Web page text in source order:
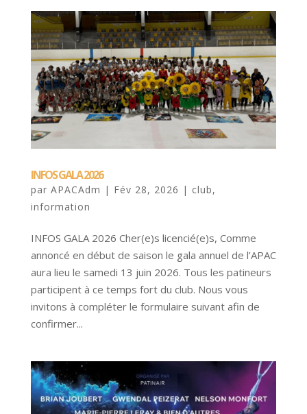
INFOS GALA 2026
par APACAdm | Fév 28, 2026 | club,
information
INFOS GALA 2026 Cher(e)s licencié(e)s, Comme
annoncé en début de saison le gala annuel de l’APAC
aura lieu le samedi 13 juin 2026. Tous les patineurs
participent à ce temps fort du club. Nous vous
invitons à compléter le formulaire suivant afin de
confirmer...